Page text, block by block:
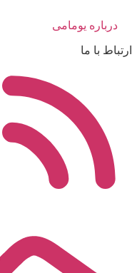
درباره یومامی
ارتباط با ما